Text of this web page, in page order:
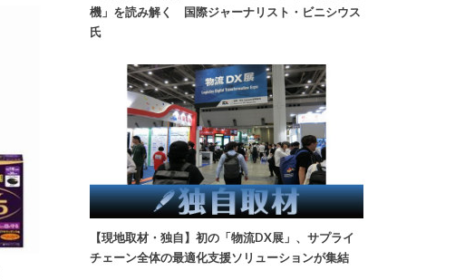
機」を読み解く 国際ジャーナリスト・ビニシウス
氏
【現地取材・独自】初の「物流DX展」、サプライ
チェーン全体の最適化支援ソリューションが集結